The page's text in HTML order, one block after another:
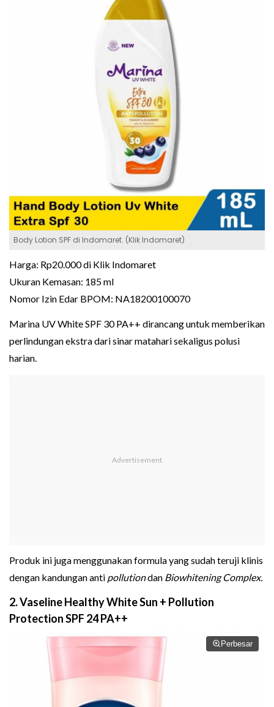
Body Lotion SPF di Indomaret. (Klik Indomaret)
Harga: Rp20.000 di Klik Indomaret
Ukuran Kemasan: 185 ml
Nomor Izin Edar BPOM: NA18200100070
Marina UV White SPF 30 PA++ dirancang untuk memberikan
perlindungan ekstra dari sinar matahari sekaligus polusi
harian.
Produk ini juga menggunakan formula yang sudah teruji klinis
dengan kandungan anti pollutiondan Biowhitening Complex.
2. Vaseline Healthy White Sun + Pollution
Protection SPF 24 PA++
Perbesar